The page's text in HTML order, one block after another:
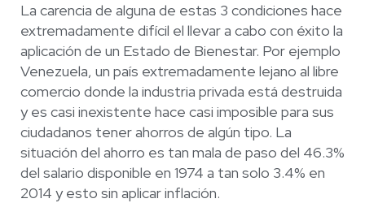
La carencia de alguna de estas 3 condiciones hace
extremadamente difícil el llevar a cabo con éxito la
aplicación de un Estado de Bienestar. Por ejemplo
Venezuela, un país extremadamente lejano al libre
comercio donde la industria privada está destruida
y es casi inexistente hace casi imposible para sus
ciudadanos tener ahorros de algún tipo. La
situación del ahorro es tan mala de paso del 46.3%
del salario disponible en 1974 a tan solo 3.4% en
2014 y esto sin aplicar inflación.